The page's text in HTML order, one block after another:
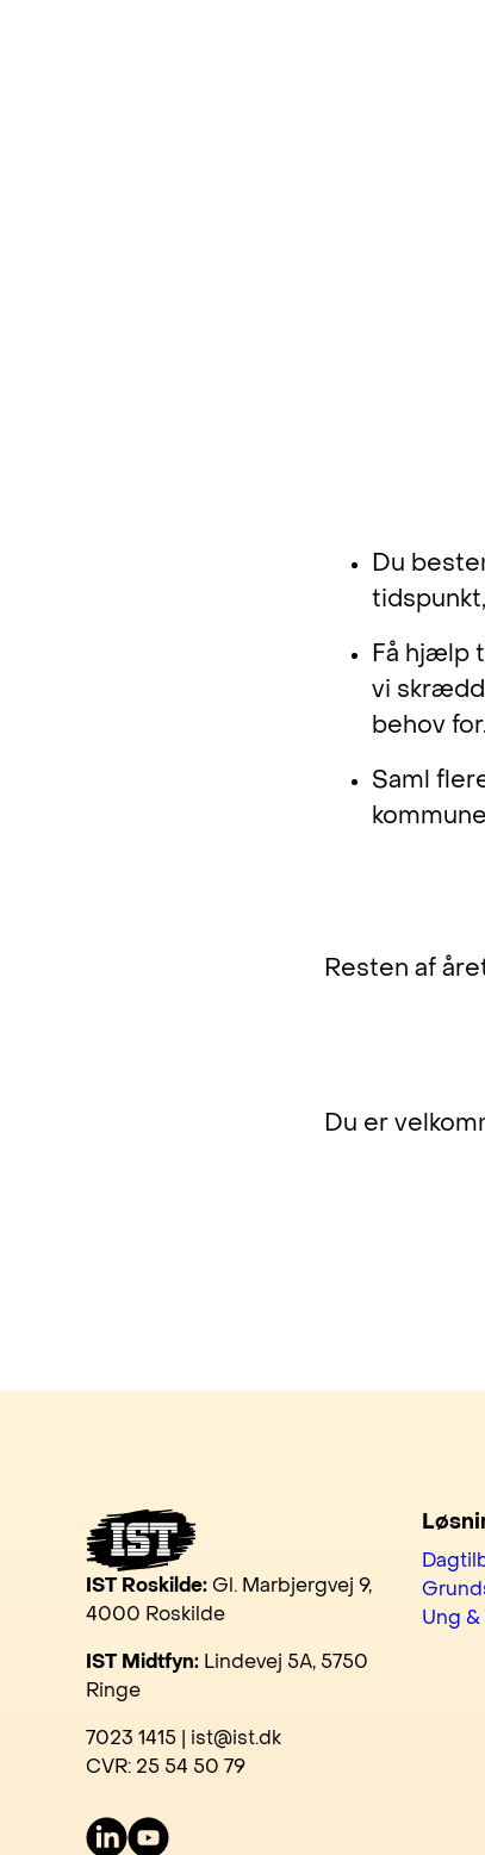
Du
Få hjælp
vi
behov
Saml
Resten af
Du er
IST Roskilde:Gl. Marbjergvej 9,
4000 Roskilde
IST Midtfyn: Lindevej 5A, 5750
Ringe
7023 1415 | ist@ist.dk
CVR: 25 54 50 79
LinkedInYoutube
Ung &